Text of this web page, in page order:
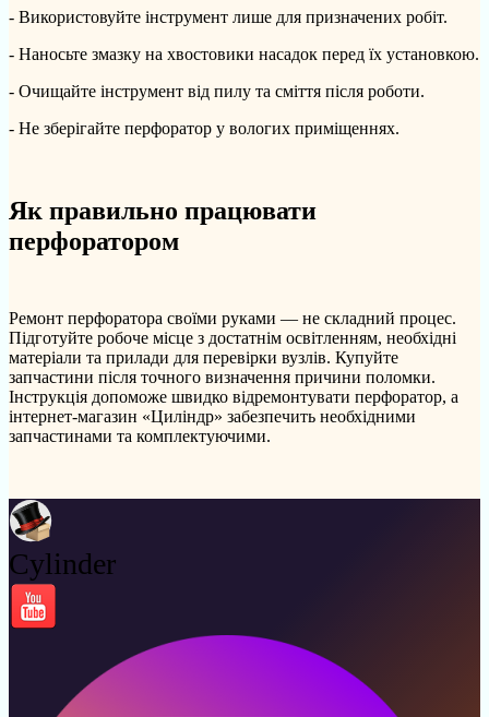
- Використовуйте інструмент лише для призначених робіт.
- Наносьте змазку на хвостовики насадок перед їх установкою.
- Очищайте інструмент від пилу та сміття після роботи.
- Не зберігайте перфоратор у вологих приміщеннях.
Як правильно працювати
перфоратором
Ремонт перфоратора своїми руками — не складний процес.
Підготуйте робоче місце з достатнім освітленням, необхідні
матеріали та прилади для перевірки вузлів. Купуйте
запчастини після точного визначення причини поломки.
Інструкція допоможе швидко відремонтувати перфоратор, а
інтернет-магазин «Циліндр» забезпечить необхідними
запчастинами та комплектуючими.
Cylinder